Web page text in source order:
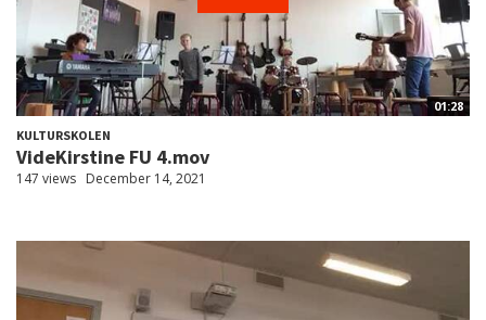
01:28
KULTURSKOLEN
VideKirstine FU 4.mov
147 views December 14, 2021